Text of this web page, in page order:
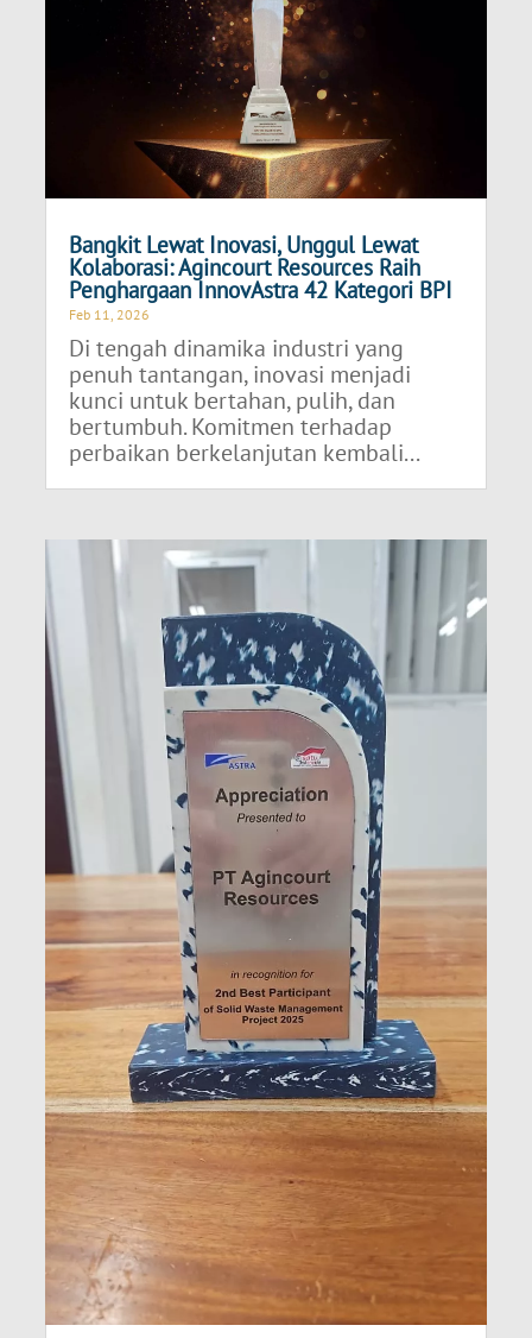
Bangkit Lewat Inovasi, Unggul Lewat
Kolaborasi: Agincourt Resources Raih
Penghargaan InnovAstra 42 Kategori BPI
Feb 11, 2026
Di tengah dinamika industri yang
penuh tantangan, inovasi menjadi
kunci untuk bertahan, pulih, dan
bertumbuh. Komitmen terhadap
perbaikan berkelanjutan kembali...